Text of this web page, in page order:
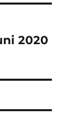
2020